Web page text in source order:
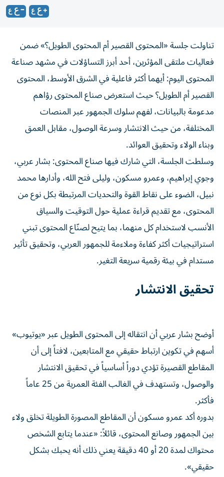
تناولت جلسة «المحتوى القصير أم المحتوى الطويل؟» ضمن
فعاليات ملتقى المؤثرين، أحد أبرز التساؤلات في مشهد صناعة
المحتوى اليوم: أيهما أكثر فاعلية في الشرق الأوسط، المحتوى
القصير أم الطويل؟ حيث استعرض صناع المحتوى رؤاهم
مدعومة بالبيانات، لفهم سلوك الجمهور عبر المنصات
المختلفة، من حيث الانتشار وسرعة الوصول، مقابل العمق
وبناء الولاء وتحقيق العوائد.
وسلطت الجلسة، التي شارك فيها صناع المحتوى: بشار عربي،
وجوي إبراهيم، وعمرو مسكون، وليلى فتح الله، وأدارها محمد
نبيل، الضوء على نقاط القوة والتحديات المرتبطة بكل نوع من
المحتوى، مع تقديم قراءة عملية حول التوقيت والسياق
الأنسب لاستخدام كل منهما، بما يتيح لصنّاع المحتوى تبني
استراتيجيات أكثر كفاءة وملاءمة للجمهور العربي، وتحقيق تأثير
مستدام في بيئة رقمية سريعة التغير.
تحقيق الانتشار
أوضح بشار عربي أن انتقاله إلى المحتوى الطويل عبر «يوتيوب»
أسهم في تكوين ارتباط حقيقي مع المتابعين، لافتاً إلى أن
المقاطع القصيرة تؤدي دوراً أساسياً في تحقيق الانتشار
والوصول، وتستهدف في الغالب الفئة العمرية من 25 عاماً
فأكثر.
بدوره أكد عمرو مسكون أن المقاطع المصورة الطويلة تخلق ولاء
بين الجمهور وصانع المحتوى، قائلاً: «عندما يتابع الشخص
محتواك لمدة 20 أو 40 دقيقة يعني ذلك أنه يحبك بشكل
حقيقي».